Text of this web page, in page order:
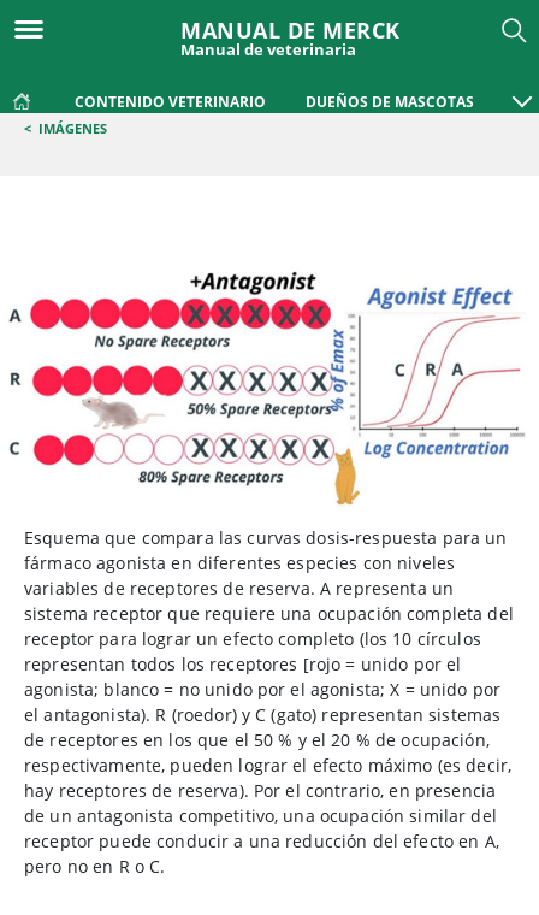
MANUAL DE MERCK
Manual de veterinaria
CONTENIDO VETERINARIO DUEÑOS DE MASCOTAS
< IMÁGENES
Esquema que compara las curvas dosis-respuesta para un
fármaco agonista en diferentes especies con niveles
variables de receptores de reserva. A representa un
sistema receptor que requiere una ocupación completa del
receptor para lograr un efecto completo (los 10 círculos
representan todos los receptores [rojo = unido por el
agonista; blanco = no unido por el agonista; X = unido por
el antagonista). R (roedor) y C (gato) representan sistemas
de receptores en los que el 50 % y el 20 % de ocupación,
respectivamente, pueden lograr el efecto máximo (es decir,
hay receptores de reserva). Por el contrario, en presencia
de un antagonista competitivo, una ocupación similar del
receptor puede conducir a una reducción del efecto en A,
pero no en R o C.